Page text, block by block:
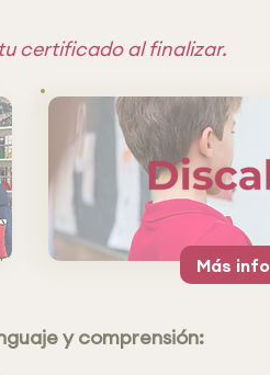
certificado al finalizar.
Más
y comprensión: